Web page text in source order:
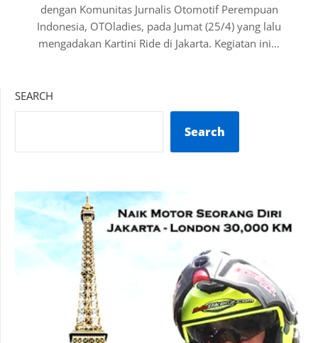
dengan Komunitas Jurnalis Otomotif Perempuan
Indonesia, OTOladies, pada Jumat (25/4) yang lalu
mengadakan Kartini Ride di Jakarta. Kegiatan ini…
SEARCH
Search